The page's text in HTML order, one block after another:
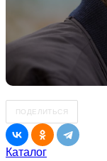
ПОДЕЛИТЬСЯ
Каталог